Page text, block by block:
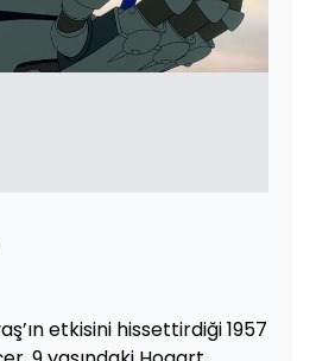
etkisini hissettirdiği 1957